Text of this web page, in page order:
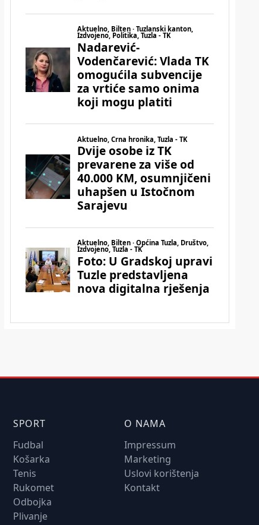
SPORT
Fudbal
Košarka
Tenis
Rukomet
Odbojka
Plivanje
O NAMA
Impressum
Marketing
Uslovi korištenja
Kontakt